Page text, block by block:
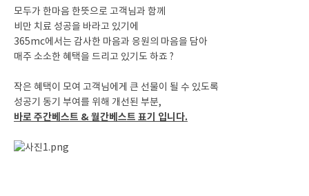
모두가 한마음 한뜻으로 고객님과 함께
비만 치료 성공을 바라고 있기에
365mc에서는 감사한 마음과 응원의 마음을 담아
매주 소소한 혜택을 드리고 있기도 하죠 ?
작은 혜택이 모여 고객님에게 큰 선물이 될 수 있도록
성공기 동기 부여를 위해 개선된 부분,
바로 주간베스트 & 월간베스트 표기 입니다.